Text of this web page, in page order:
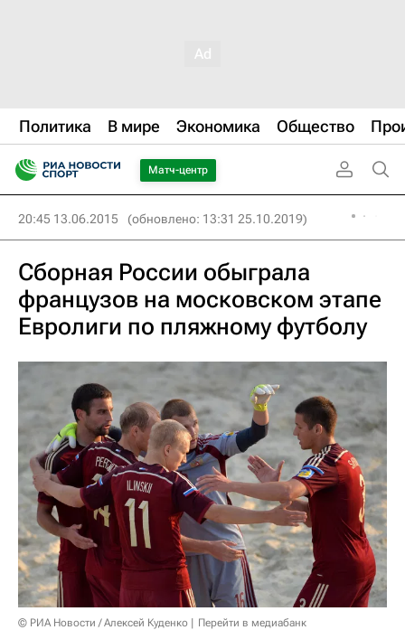
Политика В мире Экономика Общество
Матч-центр
20:45 13.06.2015 (обновлено: 13:31 25.10.2019)
Сборная России обыграла
французов на московском этапе
Евролиги по пляжному футболу
© РИА Новости / Алексей Куденко Перейти в медиабанк